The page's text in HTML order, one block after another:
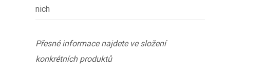
nich
Přesné informace najdete ve složení
konkrétních produktů